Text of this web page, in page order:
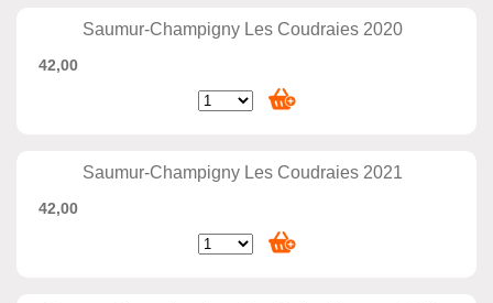
Saumur-Champigny Les Coudraies 2020
42,00
Saumur-Champigny Les Coudraies 2021
42,00